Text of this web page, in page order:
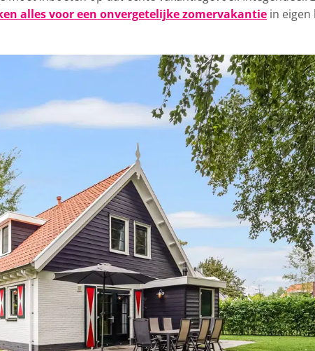
alles voor een onvergetelijke zomervakantie in eigen